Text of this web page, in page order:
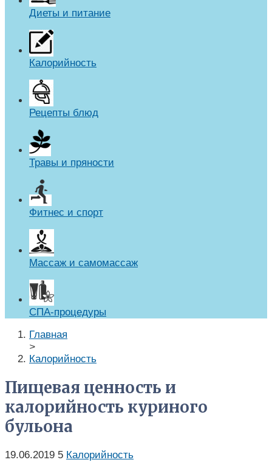
Диеты и питание
Калорийность
Рецепты блюд
Травы и пряности
Фитнес и спорт
Массаж и самомассаж
СПА-процедуры
Главная
>
Калорийность
Пищевая ценность и
калорийность куриного
бульона
19.06.2019 5 Калорийность